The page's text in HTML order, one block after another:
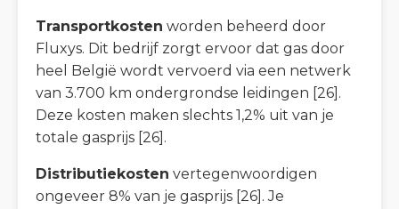
Transportkosten worden beheerd door
Fluxys. Dit bedrijf zorgt ervoor dat gas door
heel België wordt vervoerd via een netwerk
van 3.700 km ondergrondse leidingen [26].
Deze kosten maken slechts 1,2% uit van je
totale gasprijs [26].
Distributiekosten vertegenwoordigen
ongeveer 8% van je gasprijs [26]. Je